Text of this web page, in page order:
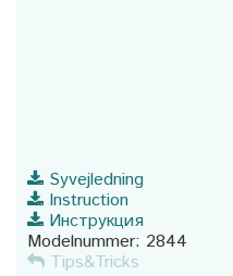
Syvejledning
Instruction
Инструкция
Modelnummer: 2844
Tips&Tricks